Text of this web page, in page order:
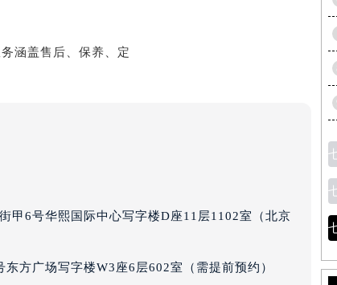
需提前预约）
（需提前预约）
（需提前预约）
心（需提前预约）
心（需提前预约）
需提前预约）
（需提前预约）
（需提前预约）
甲6号华熙国际中心写字楼D座11层1102室（北京
方广场写字楼W3座6层602室（需提前预约）